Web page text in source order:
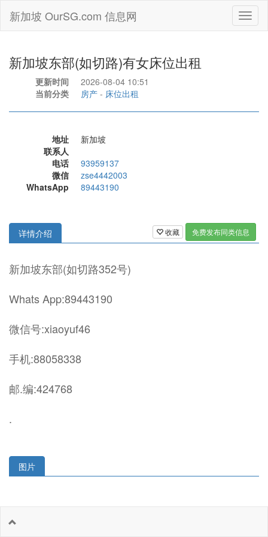
新加坡 OurSG.com 信息网
新加坡东部(如切路)有女床位出租
更新时间
2026-08-04 10:51
当前分类
房产 - 床位出租
地址
新加坡
联系人
电话
93959137
微信
zse4442003
WhatsApp
89443190
收藏 免费发布同类信息
详情介绍
新加坡东部(如切路352号)
Whats App:89443190
微信号:xiaoyuf46
手机:88058338
邮.编:424768
.
图片